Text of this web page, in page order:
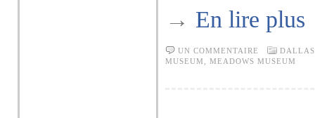
→ En lire plus
UN COMMENTAIRE
MUSEUM
MEADOWS MUSEUM